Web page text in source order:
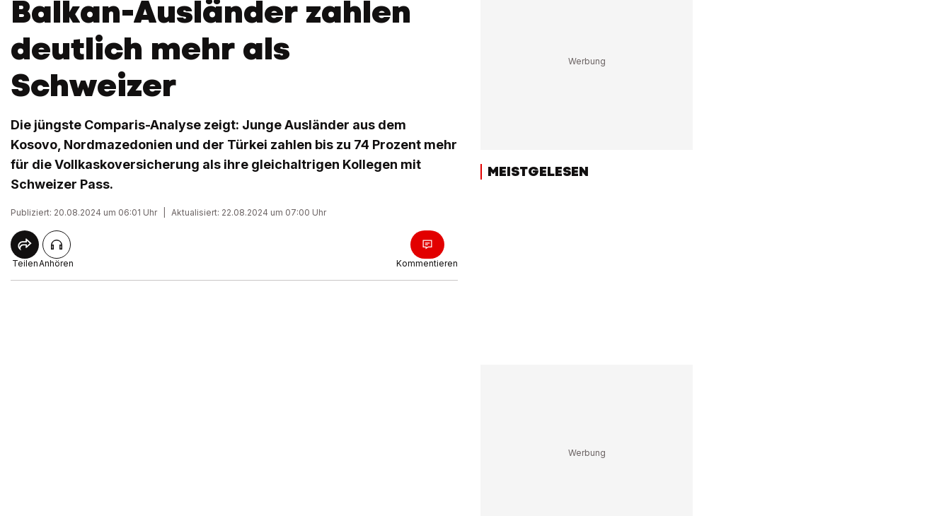
Balkan-Ausländer zahlen
deutlich mehr als
Schweizer
Die jüngste Comparis-Analyse zeigt: Junge Ausländer aus dem
Kosovo, Nordmazedonien und der Türkei zahlen bis zu 74 Prozent mehr
für die Vollkaskoversicherung als ihre gleichaltrigen Kollegen mit
Schweizer Pass.
Publiziert: 20.08.2024 um 06:01 Uhr Aktualisiert: 22.08.2024 um 07:00 Uhr
TeilenAnhören Kommentieren
MEISTGELESEN